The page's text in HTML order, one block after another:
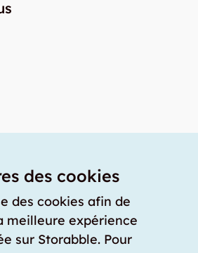
capacité d'un garde-meuble?
d'un garde-meuble?
des cookies
des cookies afin de
meilleure expérience
sur Storabble. Pour